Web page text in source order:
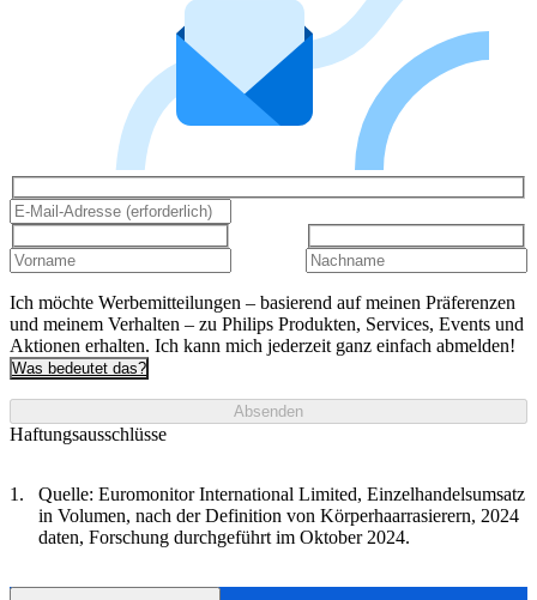
Ich möchte Werbemitteilungen – basierend auf meinen Präferenzen
und meinem Verhalten – zu Philips Produkten, Services, Events und
Aktionen erhalten. Ich kann mich jederzeit ganz einfach abmelden!
Was bedeutet das?
Absenden
Haftungsausschlüsse
Quelle: Euromonitor International Limited, Einzelhandelsumsatz
in Volumen, nach der Definition von Körperhaarrasierern, 2024
daten, Forschung durchgeführt im Oktober 2024.